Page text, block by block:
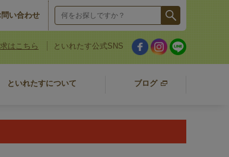
問い合わせ
はこちら といれたす公式SNS
といれたすについて ブログ